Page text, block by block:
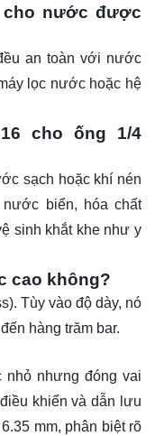
cho nước được
an toàn với nước
lọc nước hoặc hệ
cho ống 1/4
sạch hoặc khí nén
biển, hóa chất
sinh khắt khe như y
cao không?
Tùy vào độ dày, nó
hàng trăm bar.
nhỏ nhưng đóng vai
khiển và dẫn lưu
mm, phân biệt rõ